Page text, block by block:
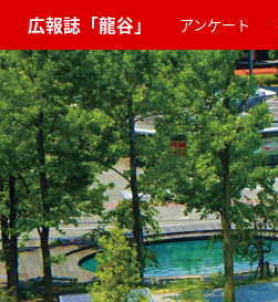
広報誌「龍谷」 アンケート